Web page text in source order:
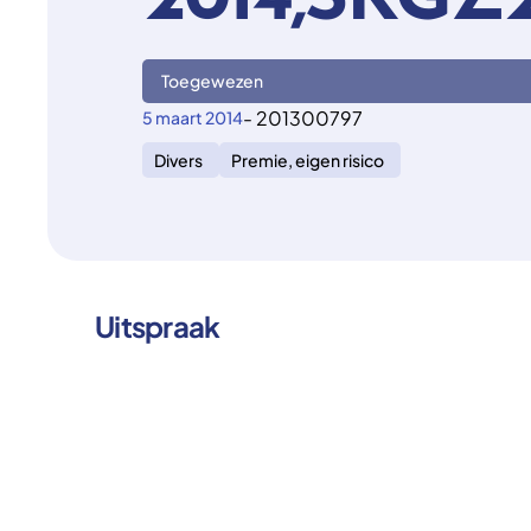
Toegewezen
5 maart 2014- 201300797
Divers Premie, eigen risico
Uitspraak